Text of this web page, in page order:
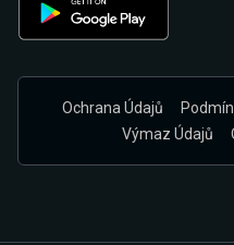
Ochrana Údajů
Výmaz Údajů